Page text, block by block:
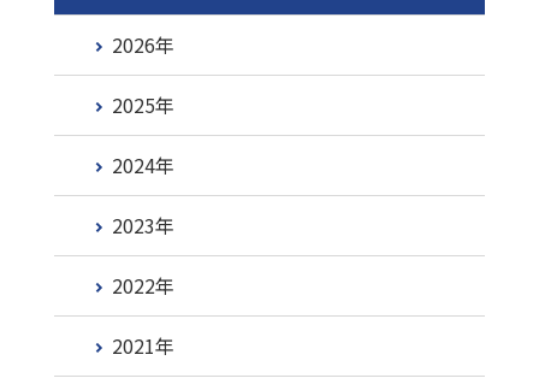
2026年
2025年
2024年
2023年
2022年
2021年